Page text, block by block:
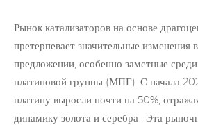
Рынок катализаторов на основе
претерпевает значительные изменения
предложении, особенно заметные
платиновой группы (МПГ). С начала
платину выросли почти на 50%,
динамику золота и серебра . Эта